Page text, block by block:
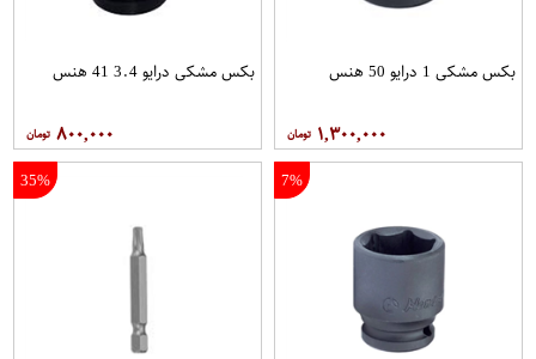
بکس مشکی 1 درایو 50 هنس
۱,۳۰۰,۰۰۰
بکس مشکی درایو 3.4 41 هنس
۸۰۰,۰۰۰
7%
35%